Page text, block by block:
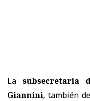
La subsecretaria
Giannini, también